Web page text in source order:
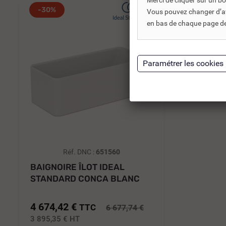
-30%
Réf. DNC : 651560
BAIGNOIRE ÎLOT IDEAL
STANDARD CONCA BLANC
4 674,42 € TTC 6 677,74 €
3 895,35 € HT
Vous pouvez changer
en bas de chaque page